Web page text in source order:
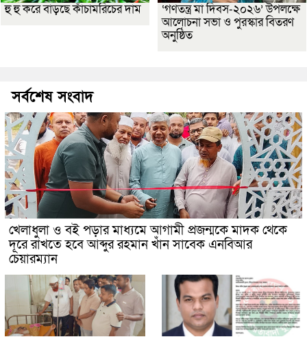
হু হু করে বাড়ছে কাঁচামরিচের দাম
‘গণতন্ত্র মা দিবস-২০২৬’ উপলক্ষে
আলোচনা সভা ও পুরস্কার বিতরণ
অনুষ্ঠিত
সর্বশেষ সংবাদ
খেলাধুলা ও বই পড়ার মাধ্যমে আগামী প্রজন্মকে মাদক থেকে
দূরে রাখতে হবে আব্দুর রহমান খাঁন সাবেক এনবিআর
চেয়ারম্যান